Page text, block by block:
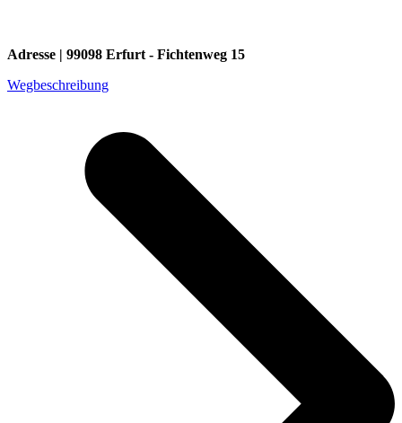
Adresse | 99098 Erfurt - Fichtenweg 15
Wegbeschreibung